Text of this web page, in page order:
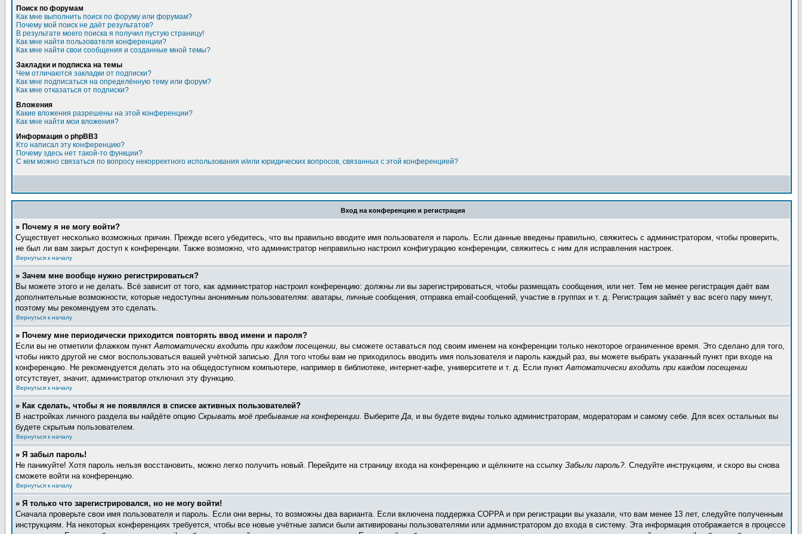
Поиск по форумам
Как мне выполнить поиск по форуму или форумам?
Почему мой поиск не даёт результатов?
В результате моего поиска я получил пустую страницу!
Как мне найти пользователя конференции?
Как мне найти свои сообщения и созданные мной темы?
Закладки и подписка на темы
Чем отличаются закладки от подписки?
Как мне подписаться на определённую тему или форум?
Как мне отказаться от подписки?
Вложения
Какие вложения разрешены на этой конференции?
Как мне найти мои вложения?
Информация о phpBB3
Кто написал эту конференцию?
Почему здесь нет такой-то функции?
С кем можно связаться по вопросу некорректного использования и/или юридических вопросов, связанных с этой конференцией?
Вход на конференцию и регистрация
» Почему я не могу войти?
Существует несколько возможных причин. Прежде всего убедитесь, что вы правильно вводите имя пользователя и пароль. Если данные введены правильно, свяжитесь с администратором, чтобы проверить,
не был ли вам закрыт доступ к конференции. Также возможно, что администратор неправильно настроил конфигурацию конференции, свяжитесь с ним для исправления настроек.
Вернуться к началу
» Зачем мне вообще нужно регистрироваться?
Вы можете этого и не делать. Всё зависит от того, как администратор настроил конференцию: должны ли вы зарегистрироваться, чтобы размещать сообщения, или нет. Тем не менее регистрация даёт вам
дополнительные возможности, которые недоступны анонимным пользователям: аватары, личные сообщения, отправка email-сообщений, участие в группах и т. д. Регистрация займёт у вас всего пару минут,
поэтому мы рекомендуем это сделать.
Вернуться к началу
» Почему мне периодически приходится повторять ввод имени и пароля?
Если вы не отметили флажком пунктАвтоматически входить при каждом посещении, вы сможете оставаться под своим именем на конференции только некоторое ограниченное время. Это сделано для того,
чтобы никто другой не смог воспользоваться вашей учётной записью. Для того чтобы вам не приходилось вводить имя пользователя и пароль каждый раз, вы можете выбрать указанный пункт при входе на
конференцию. Не рекомендуется делать это на общедоступном компьютере, например в библиотеке, интернет-кафе, университете и т. д. Если пунктАвтоматически входить при каждом посещении
отсутствует, значит, администратор отключил эту функцию.
Вернуться к началу
» Как сделать, чтобы я не появлялся в списке активных пользователей?
В настройках личного раздела вы найдёте опцию Скрывать моё пребывание на конференции. ВыберитеДа, и вы будете видны только администраторам, модераторам и самому себе. Для всех остальных вы
будете скрытым пользователем.
Вернуться к началу
» Я забыл пароль!
Не паникуйте! Хотя пароль нельзя восстановить, можно легко получить новый. Перейдите на страницу входа на конференцию и щёлкните на ссылку Забыли пароль?. Следуйте инструкциям, и скоро вы снова
сможете войти на конференцию.
Вернуться к началу
» Я только что зарегистрировался, но не могу войти!
Сначала проверьте свои имя пользователя и пароль. Если они верны, то возможны два варианта. Если включена поддержка COPPA и при регистрации вы указали, что вам менее 13 лет, следуйте полученным
инструкциям. На некоторых конференциях требуется, чтобы все новые учётные записи были активированы пользователями или администратором до входа в систему. Эта информация отображается в процессе